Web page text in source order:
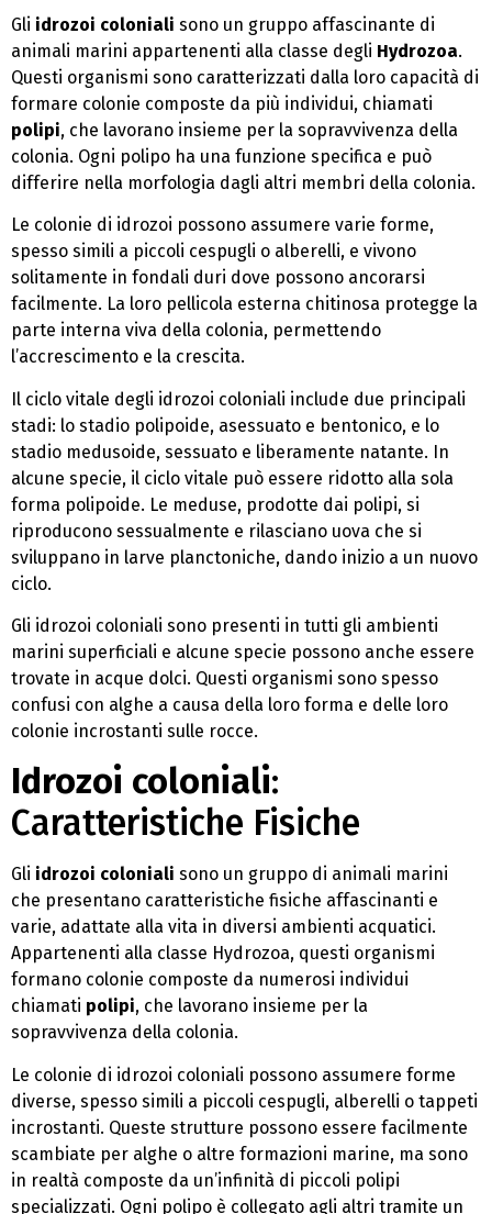
Gli idrozoi coloniali sono un gruppo affascinante di
animali marini appartenenti alla classe degli Hydrozoa.
Questi organismi sono caratterizzati dalla loro capacità di
formare colonie composte da più individui, chiamati
polipi, che lavorano insieme per la sopravvivenza della
colonia. Ogni polipo ha una funzione specifica e può
differire nella morfologia dagli altri membri della colonia.
Le colonie di idrozoi possono assumere varie forme,
spesso simili a piccoli cespugli o alberelli, e vivono
solitamente in fondali duri dove possono ancorarsi
facilmente. La loro pellicola esterna chitinosa protegge la
parte interna viva della colonia, permettendo
l’accrescimento e la crescita.
Il ciclo vitale degli idrozoi coloniali include due principali
stadi: lo stadio polipoide, asessuato e bentonico, e lo
stadio medusoide, sessuato e liberamente natante. In
alcune specie, il ciclo vitale può essere ridotto alla sola
forma polipoide. Le meduse, prodotte dai polipi, si
riproducono sessualmente e rilasciano uova che si
sviluppano in larve planctoniche, dando inizio a un nuovo
ciclo.
Gli idrozoi coloniali sono presenti in tutti gli ambienti
marini superficiali e alcune specie possono anche essere
trovate in acque dolci. Questi organismi sono spesso
confusi con alghe a causa della loro forma e delle loro
colonie incrostanti sulle rocce.
Idrozoi coloniali:
Caratteristiche Fisiche
Gli idrozoi coloniali sono un gruppo di animali marini
che presentano caratteristiche fisiche affascinanti e
varie, adattate alla vita in diversi ambienti acquatici.
Appartenenti alla classe Hydrozoa, questi organismi
formano colonie composte da numerosi individui
chiamati polipi, che lavorano insieme per la
sopravvivenza della colonia.
Le colonie di idrozoi coloniali possono assumere forme
diverse, spesso simili a piccoli cespugli, alberelli o tappeti
incrostanti. Queste strutture possono essere facilmente
scambiate per alghe o altre formazioni marine, ma sono
in realtà composte da un’infinità di piccoli polipi
specializzati. Ogni polipo è collegato agli altri tramite un